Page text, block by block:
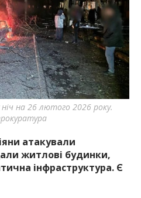
ніч на 26 лютого 2026 року.
атакували
житлові будинки,
інфраструктура. Є